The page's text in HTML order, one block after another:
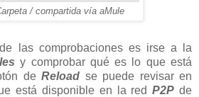
/ compartida vía aMule
las comprobaciones es irse a la
y comprobar qué es lo que está
deReload se puede revisar en
está disponible en la redP2P de